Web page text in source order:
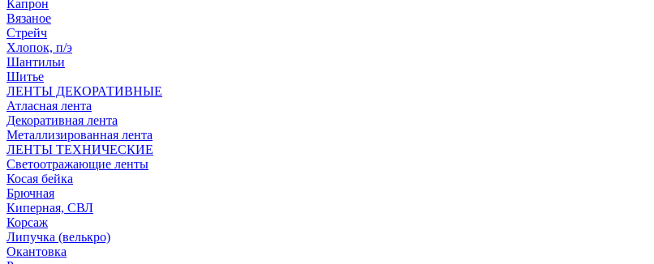
Капрон
Вязаное
Стрейч
Хлопок, п/э
Шантильи
Шитье
ЛЕНТЫ ДЕКОРАТИВНЫЕ
Атласная лента
Декоративная лента
Металлизированная лента
ЛЕНТЫ ТЕХНИЧЕСКИЕ
Светоотражающие ленты
Косая бейка
Брючная
Киперная, СВЛ
Корсаж
Липучка (велькро)
Окантовка